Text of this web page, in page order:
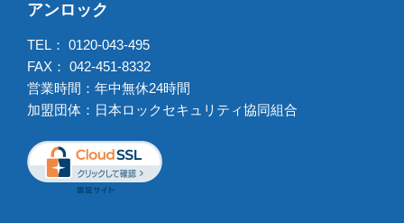
アンロック
TEL： 0120-043-495
FAX： 042-451-8332
営業時間：年中無休24時間
加盟団体：日本ロックセキュリティ協同組合